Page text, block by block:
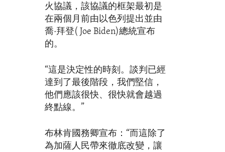
火協議，該協議的框架最初是
在兩個月前由以色列提出並由
喬·拜登( Joe Biden)總統宣布
的。
“這是決定性的時刻。談判已經
達到了最後階段，我們堅信，
他們應該很快、很快就會越過
終點線。”
布林肯國務卿宣布：“而這除了
為加薩人民帶來徹底改變，讓